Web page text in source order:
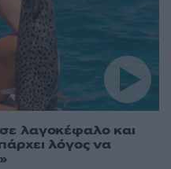
λαγοκέφαλο και
λόγος να